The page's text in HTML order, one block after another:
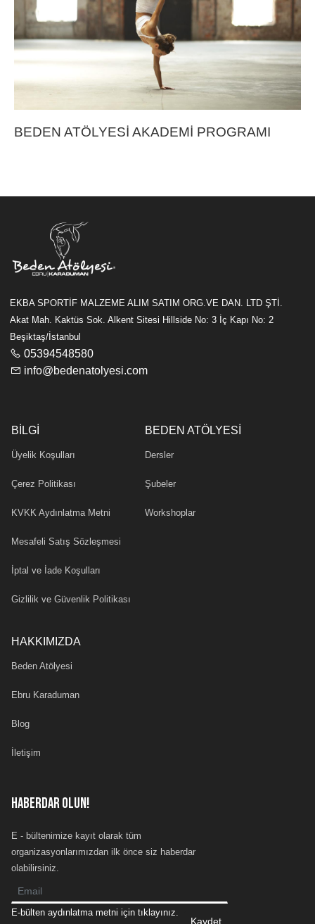
BEDEN ATÖLYESİ AKADEMİ PROGRAMI
EKBA SPORTİF MALZEME ALIM SATIM ORG.VE DAN. LTD ŞTİ.
Akat Mah. Kaktüs Sok. Alkent Sitesi Hillside No: 3 İç Kapı No: 2
Beşiktaş/İstanbul
05394548580
info@bedenatolyesi.com
BILGI
Üyelik Koşulları
Çerez Politikası
KVKK Aydınlatma Metni
Mesafeli Satış Sözleşmesi
İptal ve İade Koşulları
Gizlilik ve Güvenlik Politikası
BEDEN ATÖLYESI
Dersler
Şubeler
Workshoplar
HAKKIMIZDA
Beden Atölyesi
Ebru Karaduman
Blog
İletişim
HABERDAR OLUN!
E - bültenimize kayıt olarak tüm
organizasyonlarımızdan ilk önce siz haberdar
olabilirsiniz.
E-bülten aydınlatma metni için tıklayınız.